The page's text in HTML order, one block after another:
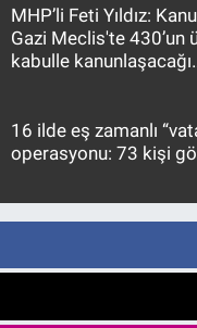
MHP’li Feti Yıldız:
Gazi Meclis'te 430’un
kabulle kanunlaşacağı
16 ilde eş zamanlı
operasyonu: 73 kişi